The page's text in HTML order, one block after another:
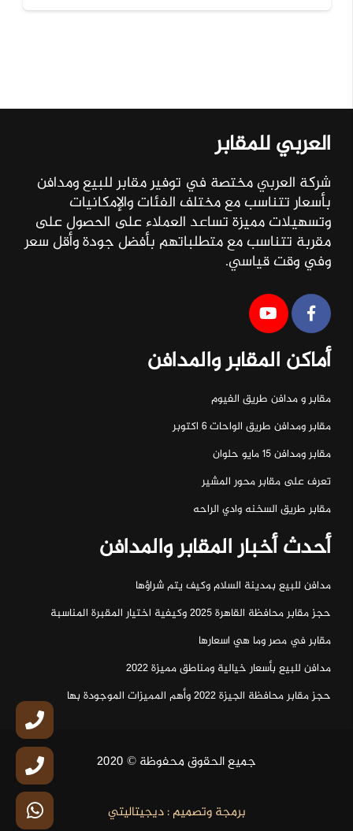
العربي للمقابر
شركة العربي مختصة في توفير مقابر للبيع ومدافن
بأسعار تتناسب مع مختلف الفئات والإمكانيات
وتسهيلات مميزة تساعد العملاء على الحصول على
مقربة تتناسب مع متطلباتهم بأفضل جودة وأقل سعر
وفي وقت قياسي.
أماكن المقابر والمدافن
مقابر و مدافن طريق الفيوم
مقابر ومدافن طريق الواحات ٦ اكتوبر
مقابر ومدافن ١٥ مايو حلوان
تعرف على مقابر محور المشير
مقابر طريق السخنه وادي الراحه
أحدث أخبار المقابر والمدافن
مدافن للبيع بمدينة السلام وكيف يتم شراؤها
حجز مقابر محافظة القاهرة 2025 وكيفية اختيار المقبرة المناسبة
مقابر في مصر وما هي اسعارها
مدافن للبيع بأسعار خيالية ومناطق مميزة 2022
حجز مقابر محافظة الجيزة 2022 وأهم المميزات الموجودة بها
جميع الحقوق محفوظة © 2020
برمجة وتصميم : ديجيتاليتي